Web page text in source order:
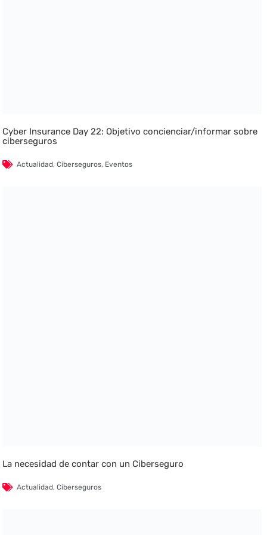
Cyber Insurance Day 22: Objetivo concienciar/informar sobre
ciberseguros
Actualidad,Ciberseguros, Eventos
La necesidad de contar con un Ciberseguro
Actualidad,Ciberseguros